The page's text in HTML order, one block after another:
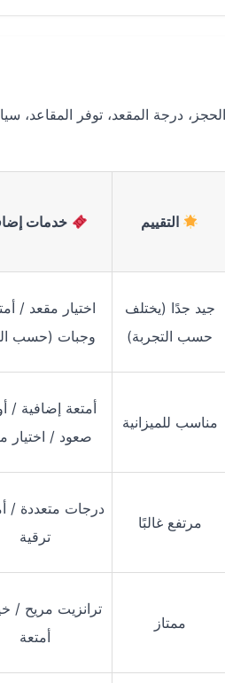
درجة المقعد، توفر المقاعد،
التقييم خدمات
جيد جدًا (يختلف
حسب التجربة)
اختيار مقعد /
وجبات (حسب
مناسب للميزانية
أمتعة إضافية /
صعود / اختيار
مرتفع غالبًا
درجات متعددة /
ترقية
ممتاز
ترانزيت مريح /
أمتعة